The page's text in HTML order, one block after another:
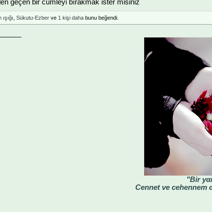
geçen bir cümleyi bırakmak ister misiniz
ışığı Sükutu-Ezber ve 1 kişi daha bunu beğendi.
"Bir
Cennet ve cehennem